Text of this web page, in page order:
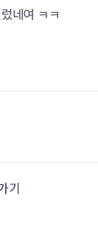
네여 ㅋㅋ
기